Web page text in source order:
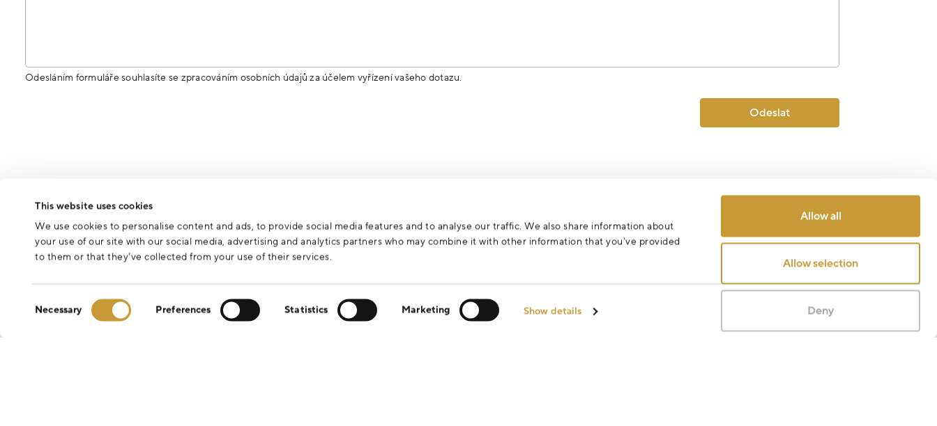
This website uses cookies
We use cookies to personalise content and ads, to provide social media features and to analyse our traffic. We also share information about
your use of our site with our social media, advertising and analytics partners who may combine it with other information that you’ve provided
to them or that they’ve collected from your use of their services.
Necessary Preferences Statistics Marketing Show details
Allow all
Allow selection
Deny
Odesláním formuláře souhlasíte se zpracováním osobních údajů za účelem vyřízení vašeho dotazu.
Odeslat